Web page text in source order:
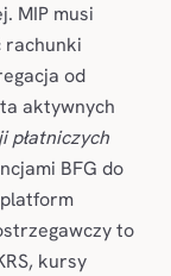
MIP musi
rachunki
od
aktywnych
płatniczych
BFG do
to
kursy